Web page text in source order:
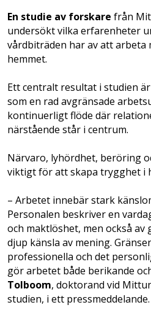
En studie av forskare från
undersökt vilka erfarenheter
vårdbiträden har av att arbeta
hemmet.
Ett centralt resultat i studien
som en rad avgränsade
kontinuerligt flöde där
närstående står i centrum.
Närvaro, lyhördhet, beröring
viktigt för att skapa trygghet i
– Arbetet innebär stark
Personalen beskriver en
och maktlöshet, men också av
djup känsla av mening.
professionella och det
gör arbetet både berikande
Tolboom, doktorand vid
studien, i ett pressmeddelande.